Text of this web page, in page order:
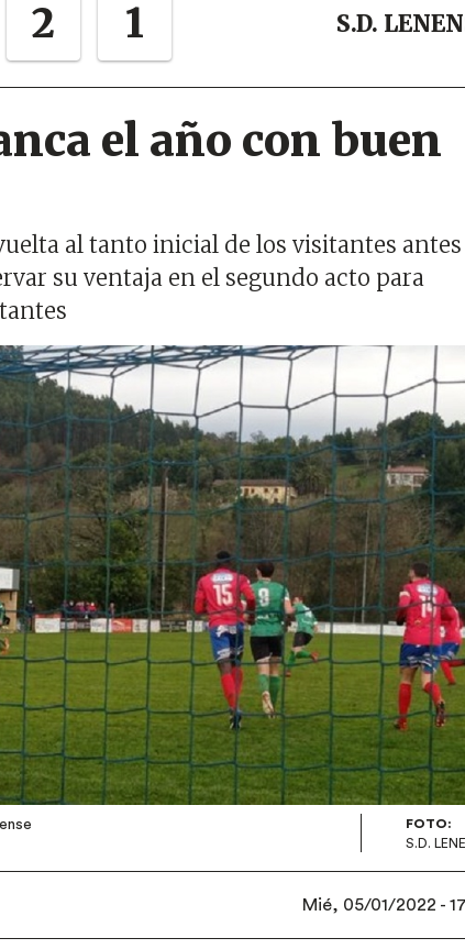
2 1 S.D.
el año con buen
al tanto inicial de los visitantes antes
su ventaja en el segundo acto para
FOTO:
S.D.
Mié, 05/01/2022 -